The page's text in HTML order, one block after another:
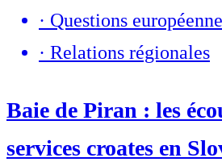
· Questions
· Relations régionales
Baie de Piran : les
services croates en